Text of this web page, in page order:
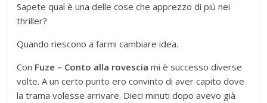
Sapete qual è una delle cose che apprezzo di più nei
thriller?
Quando riescono a farmi cambiare idea.
Con Fuze – Conto alla rovescia mi è successo diverse
volte. A un certo punto ero convinto di aver capito dove
la trama volesse arrivare. Dieci minuti dopo avevo già